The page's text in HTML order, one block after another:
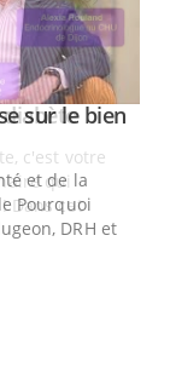
sur le bien
et de la
Pourquoi
DRH et